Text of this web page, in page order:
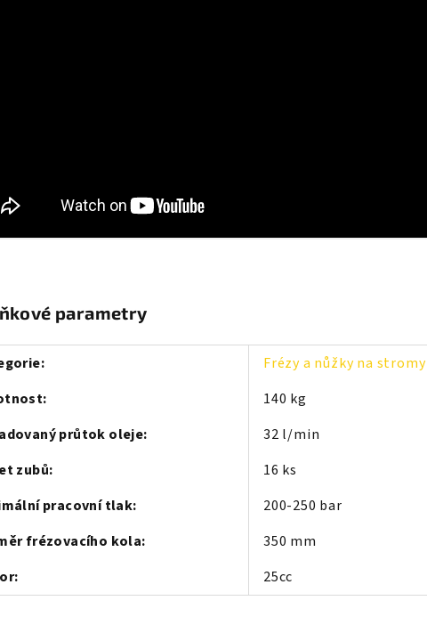
parametry
:
Frézy a nůžky na stromy
:
140 kg
průtok oleje:
32 l/min
zubů:
16 ks
pracovní tlak:
200-250 bar
frézovacího kola:
350 mm
: 25cc